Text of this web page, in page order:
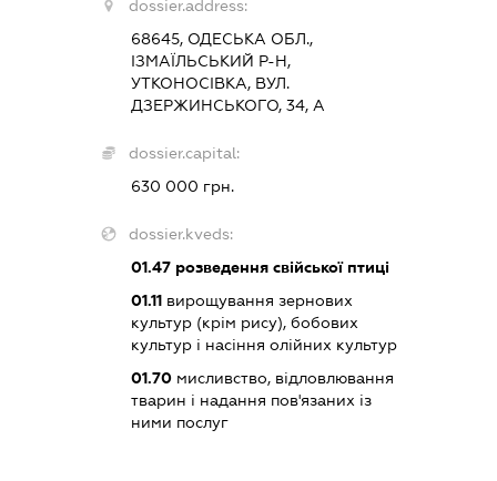
dossier.address:
68645, ОДЕСЬКА ОБЛ.,
ІЗМАЇЛЬСЬКИЙ Р-Н,
УТКОНОСІВКА, ВУЛ.
ДЗЕРЖИНСЬКОГО, 34, А
dossier.capital:
630 000 грн.
dossier.kveds:
01.47розведення свійської птиці
01.11вирощування зернових
культур (крім рису), бобових
культур і насіння олійних культур
01.70мисливство, відловлювання
тварин і надання пов'язаних із
ними послуг